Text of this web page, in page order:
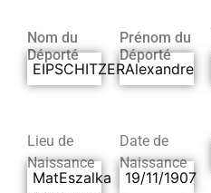
Nom du
Déporté
EIPSCHITZER
Prénom du
Déporté
Alexandre
Lieu de
Naissance
MatEszalka
Date de
Naissance
19/11/1907